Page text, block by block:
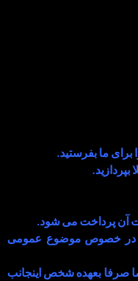
برای ما بفرستید.
آن پرداخت می شود.
پیامک (۶۴ کاراکتر) در خصوص موضوع عمومی
صرفا بعهده شخص اینجانب